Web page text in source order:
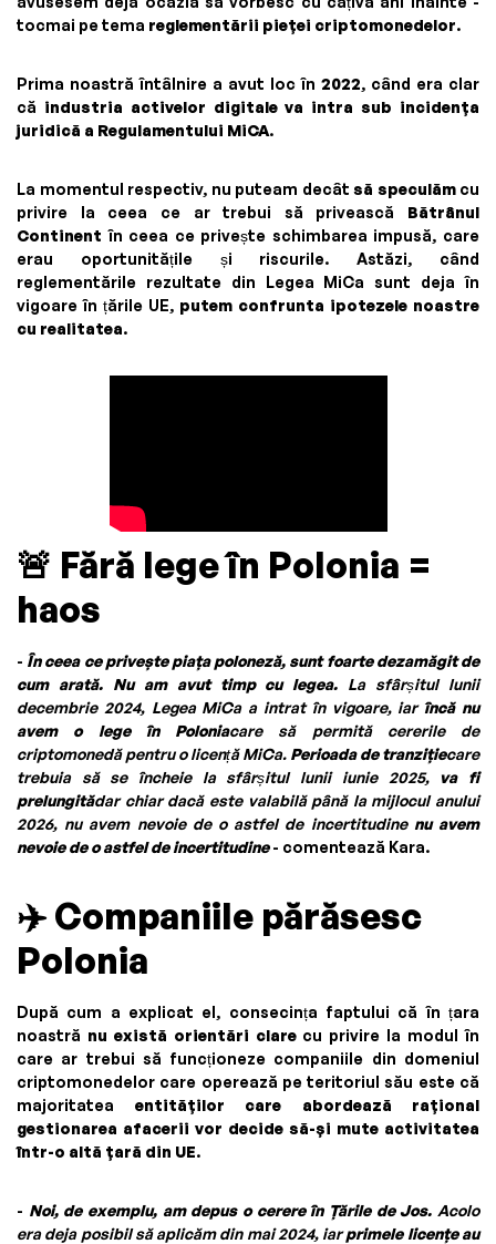
tocmai pe tema reglementării pieței criptomonedelor.
Prima noastră întâlnire a avut loc în 2022, când era clar
că industria activelor digitale va intra sub incidența
juridică a Regulamentului MiCA.
La momentul respectiv, nu puteam decât să speculămcu
privire la ceea ce ar trebui să privească Bătrânul
Continent în ceea ce privește schimbarea impusă, care
erau oportunitățile și riscurile. Astăzi, când
reglementările rezultate din Legea MiCa sunt deja în
vigoare în țările UE, putem confrunta ipotezele noastre
cu realitatea.
🚨 Fără lege în Polonia =
haos
- În ceea ce privește piața poloneză, sunt foarte dezamăgit de
cum arată. Nu am avut timp cu legea. La sfârșitul lunii
decembrie 2024, Legea MiCa a intrat în vigoare, iar încă nu
avem o lege în Poloniacare să permită cererile de
criptomonedă pentru o licență MiCa. Perioada de tranzițiecare
trebuia să se încheie la sfârșitul lunii iunie 2025, va fi
prelungitădar chiar dacă este valabilă până la mijlocul anului
2026, nu avem nevoie de o astfel de incertitudine nu avem
nevoie de o astfel de incertitudine- comentează Kara.
✈️Companiile părăsesc
Polonia
După cum a explicat el, consecința faptului că în țara
noastră nu există orientări clarecu privire la modul în
care ar trebui să funcționeze companiile din domeniul
criptomonedelor care operează pe teritoriul său este că
majoritatea entităților care abordează rațional
gestionarea afacerii vor decide să-și mute activitatea
într-o altă țară din UE.
- Noi, de exemplu, am depus o cerere în Țările de Jos. Acolo
era deja posibil să aplicăm din mai 2024, iarprimele licențe au